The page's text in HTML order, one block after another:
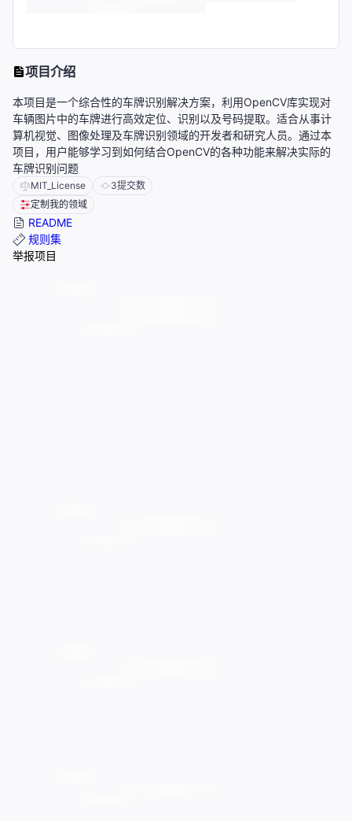
项目介绍
本项目是一个综合性的车牌识别解决方案，利用OpenCV库实现对
车辆图片中的车牌进行高效定位、识别以及号码提取。适合从事计
算机视觉、图像处理及车牌识别领域的开发者和研究人员。通过本
项目，用户能够学习到如何结合OpenCV的各种功能来解决实际的
车牌识别问题
MIT_License 3提交数
定制我的领域
README
规则集
举报项目